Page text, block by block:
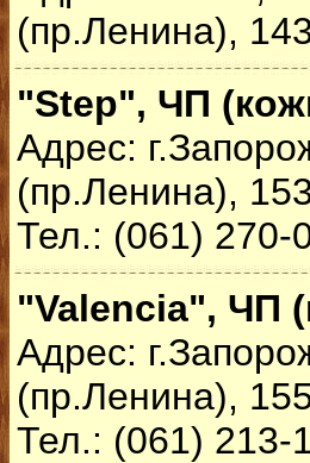
(пр.Ленина),
"Step", ЧП
Адрес:
(пр.Ленина),
Тел.: (061) 270-
"Valencia", ЧП
Адрес:
(пр.Ленина),
Тел.: (061) 213-